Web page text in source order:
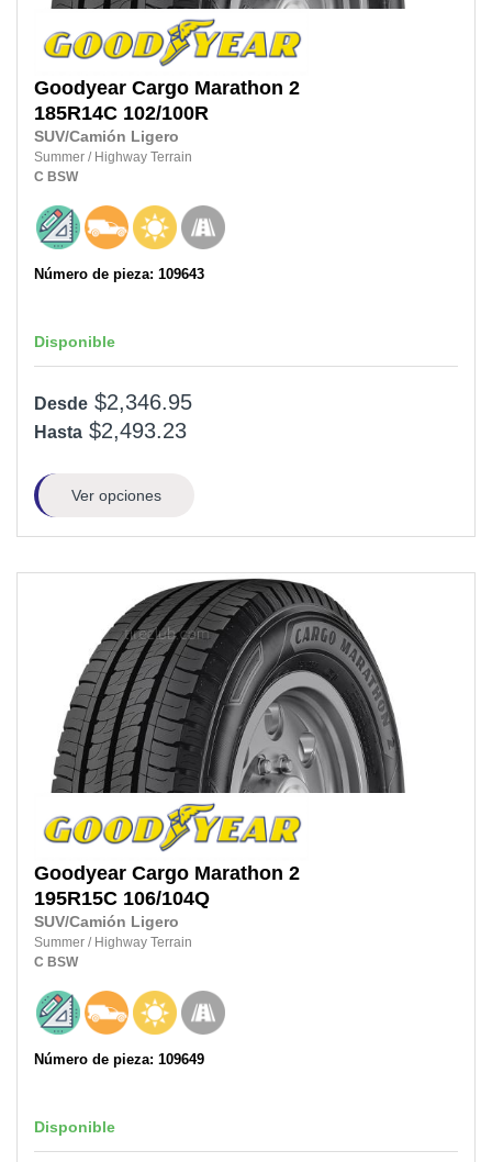
Goodyear Cargo Marathon 2
185R14C 102/100R
SUV/Camión Ligero
Summer / Highway Terrain
C BSW
Número de pieza: 109643
Disponible
Desde $2,346.95
Hasta $2,493.23
Ver opciones
Goodyear Cargo Marathon 2
195R15C 106/104Q
SUV/Camión Ligero
Summer / Highway Terrain
C BSW
Número de pieza: 109649
Disponible